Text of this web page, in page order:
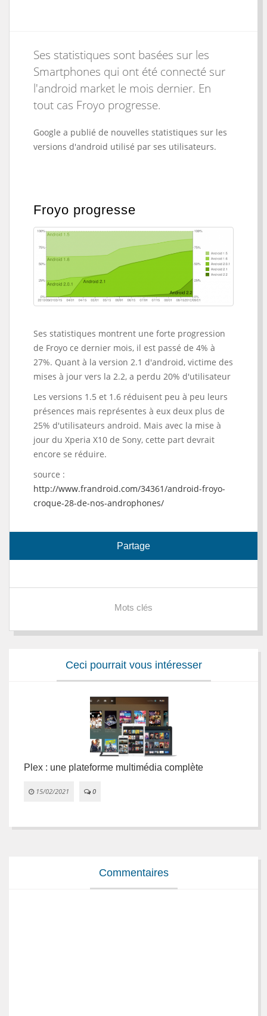
Ses statistiques sont basées sur les
Smartphones qui ont été connecté sur
l'android market le mois dernier. En
tout cas Froyo progresse.
Google a publié de nouvelles statistiques sur les
versions d'android utilisé par ses utilisateurs.
Froyo progresse
Ses statistiques montrent une forte progression
de Froyo ce dernier mois, il est passé de 4% à
27%. Quant à la version 2.1 d'android, victime des
mises à jour vers la 2.2, a perdu 20% d'utilisateur
Les versions 1.5 et 1.6 réduisent peu à peu leurs
présences mais représentes à eux deux plus de
25% d'utilisateurs android. Mais avec la mise à
jour du Xperia X10 de Sony, cette part devrait
encore se réduire.
source :
http://www.frandroid.com/34361/android-froyo-
croque-28-de-nos-androphones/
Partage
Mots clés
Ceci pourrait vous intéresser
Plex : une plateforme multimédia complète
15/02/2021 0
Commentaires